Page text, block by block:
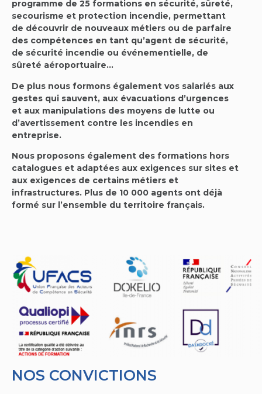
programme de 25 formations en sécurité, sûreté,
secourisme et protection incendie, permettant
de découvrir de nouveaux métiers ou de parfaire
des compétences en tant qu’agent de sécurité,
de sécurité incendie ou événementielle, de
sûreté aéroportuaire…
De plus nous formons également vos salariés aux
gestes qui sauvent, aux évacuations d’urgences
et aux manipulations des moyens de lutte ou
d’avertissement contre les incendies en
entreprise.
Nous proposons également des formations hors
catalogues et adaptées aux exigences sur sites et
aux exigences de certains métiers et
infrastructures. Plus de 10 000 agents ont déjà
formé sur l’ensemble du territoire français.
NOS CONVICTIONS